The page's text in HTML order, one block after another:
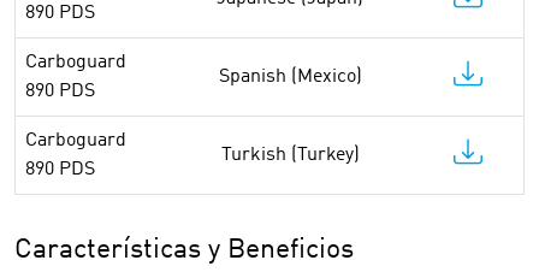
890 PDS
Carboguard
890 PDS
Spanish (Mexico)
Carboguard
890 PDS
Turkish (Turkey)
Características y Beneficios